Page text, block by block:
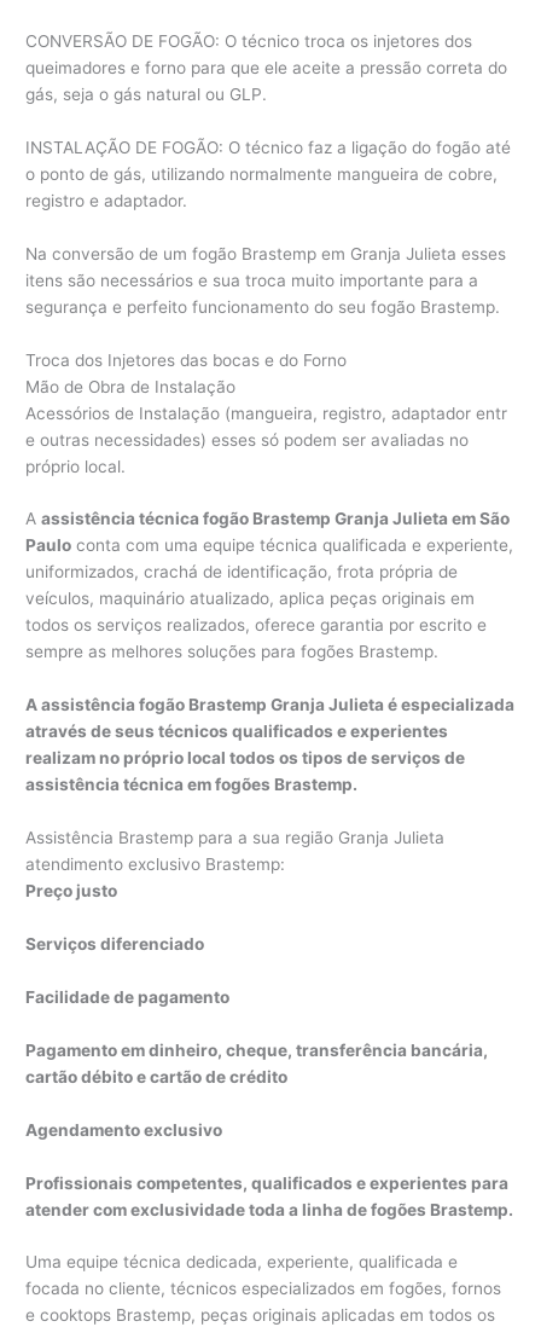
CONVERSÃO DE FOGÃO: O técnico troca os injetores dos
queimadores e forno para que ele aceite a pressão correta do
gás, seja o gás natural ou GLP.
INSTALAÇÃO DE FOGÃO: O técnico faz a ligação do fogão até
o ponto de gás, utilizando normalmente mangueira de cobre,
registro e adaptador.
Na conversão de um fogão Brastemp em Granja Julieta esses
itens são necessários e sua troca muito importante para a
segurança e perfeito funcionamento do seu fogão Brastemp.
Troca dos Injetores das bocas e do Forno
Mão de Obra de Instalação
Acessórios de Instalação (mangueira, registro, adaptador entr
e outras necessidades) esses só podem ser avaliadas no
próprio local.
Aassistência técnica fogão Brastemp Granja Julieta em São
Paulo conta com uma equipe técnica qualificada e experiente,
uniformizados, crachá de identificação, frota própria de
veículos, maquinário atualizado, aplica peças originais em
todos os serviços realizados, oferece garantia por escrito e
sempre as melhores soluções para fogões Brastemp.
A assistência fogão Brastemp Granja Julieta é especializada
através de seus técnicos qualificados e experientes
realizam no próprio local todos os tipos de serviços de
assistência técnica em fogões Brastemp.
Assistência Brastemp para a sua região Granja Julieta
atendimento exclusivo Brastemp:
Preço justo
Serviços diferenciado
Facilidade de pagamento
Pagamento em dinheiro, cheque, transferência bancária,
cartão débito e cartão de crédito
Agendamento exclusivo
Profissionais competentes, qualificados e experientes para
atender com exclusividade toda a linha de fogões Brastemp.
Uma equipe técnica dedicada, experiente, qualificada e
focada no cliente, técnicos especializados em fogões, fornos
e cooktops Brastemp, peças originais aplicadas em todos os